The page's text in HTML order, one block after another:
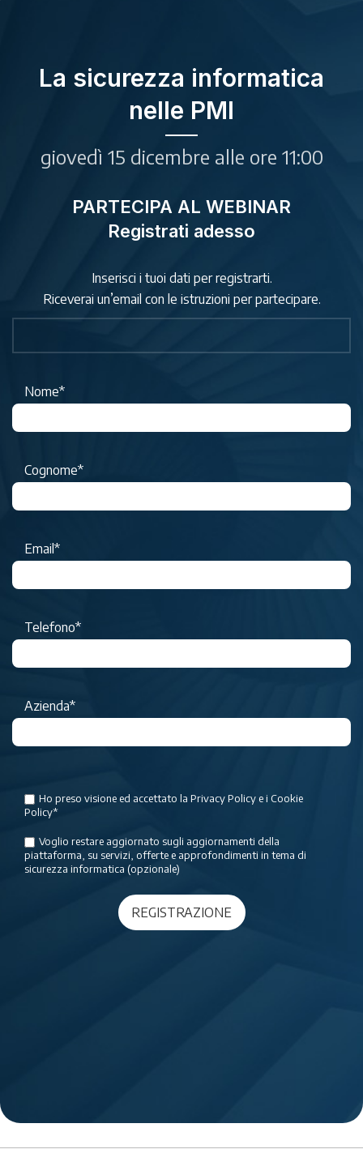
La sicurezza informatica
nelle PMI
giovedì 15 dicembre alle ore 11:00
PARTECIPA AL WEBINAR
Registrati adesso
Inserisci i tuoi dati per registrarti.
Riceverai un’email con le istruzioni per partecipare.
Nome*
Cognome*
Email*
Telefono*
Azienda*
Ho preso visione ed accettato la Privacy Policy e i Cookie
Policy*
Voglio restare aggiornato sugli aggiornamenti della
piattaforma, su servizi, offerte e approfondimenti in tema di
sicurezza informatica (opzionale)